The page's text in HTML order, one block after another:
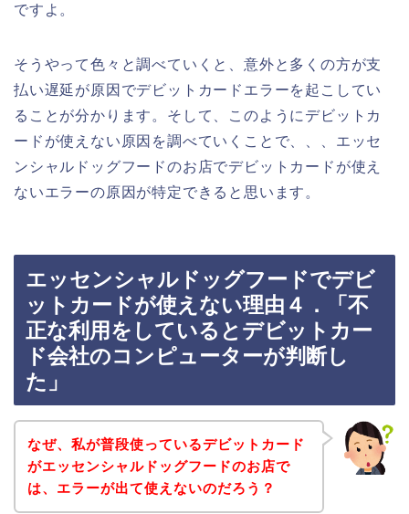
ですよ。
そうやって色々と調べていくと、意外と多くの方が支
払い遅延が原因でデビットカードエラーを起こしてい
ることが分かります。そして、このようにデビットカ
ードが使えない原因を調べていくことで、、、エッセ
ンシャルドッグフードのお店でデビットカードが使え
ないエラーの原因が特定できると思います。
エッセンシャルドッグフードでデビ
ットカードが使えない理由４．「不
正な利用をしているとデビットカー
ド会社のコンピューターが判断し
た」
なぜ、私が普段使っているデビットカード
がエッセンシャルドッグフードのお店で
は、エラーが出て使えないのだろう？